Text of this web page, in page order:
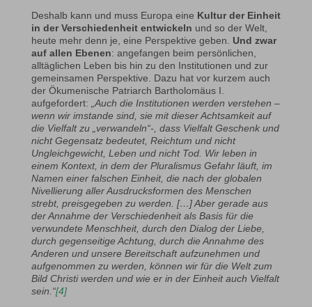
Deshalb kann und muss Europa eine Kultur der Einheit
in der Verschiedenheit entwickeln und so der Welt,
heute mehr denn je, eine Perspektive geben. Und zwar
auf allen Ebenen: angefangen beim persönlichen,
alltäglichen Leben bis hin zu den Institutionen und zur
gemeinsamen Perspektive. Dazu hat vor kurzem auch
der Ökumenische Patriarch Bartholomäus I.
aufgefordert: „Auch die Institutionen werden verstehen –
wenn wir imstande sind, sie mit dieser Achtsamkeit auf
die Vielfalt zu „verwandeln“-, dass Vielfalt Geschenk und
nicht Gegensatz bedeutet, Reichtum und nicht
Ungleichgewicht, Leben und nicht Tod. Wir leben in
einem Kontext, in dem der Pluralismus Gefahr läuft, im
Namen einer falschen Einheit, die nach der globalen
Nivellierung aller Ausdrucksformen des Menschen
strebt, preisgegeben zu werden. […] Aber gerade aus
der Annahme der Verschiedenheit als Basis für die
verwundete Menschheit, durch den Dialog der Liebe,
durch gegenseitige Achtung, durch die Annahme des
Anderen und unsere Bereitschaft aufzunehmen und
aufgenommen zu werden, können wir für die Welt zum
Bild Christi werden und wie er in der Einheit auch Vielfalt
sein.“[4]